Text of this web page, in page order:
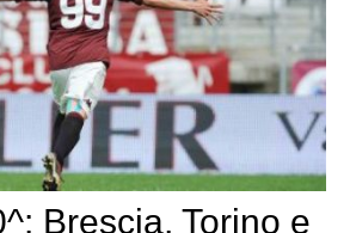
Brescia, Torino e